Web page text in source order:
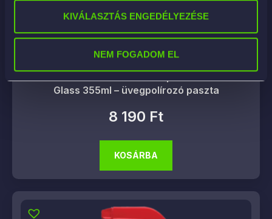
KIVÁLASZTÁS ENGEDÉLYEZÉSE
NEM FOGADOM EL
Glass 355ml – üvegpolírozó paszta
8 190 Ft
KOSÁRBA